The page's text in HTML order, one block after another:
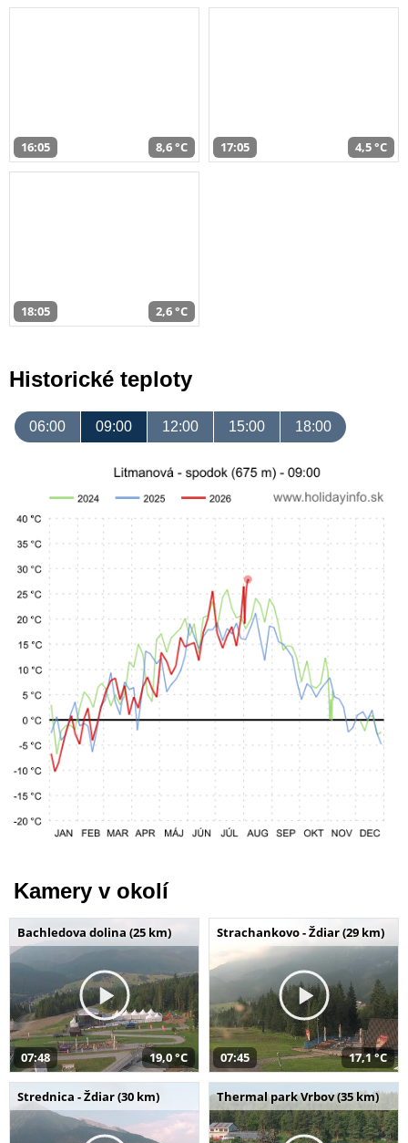
16:05 8,6 °C 17:05 4,5 °C
18:05 2,6 °C
Historické teploty
06:00 09:00 12:00 15:00 18:00
Kamery v okolí
Bachledova dolina (25 km)
07:48 19,0 °C
Strachankovo - Ždiar (29 km)
07:45 17,1 °C
Strednica - Ždiar (30 km) Thermal park Vrbov (35 km)